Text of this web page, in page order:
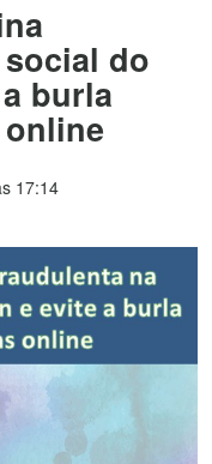
do
burla
17:14